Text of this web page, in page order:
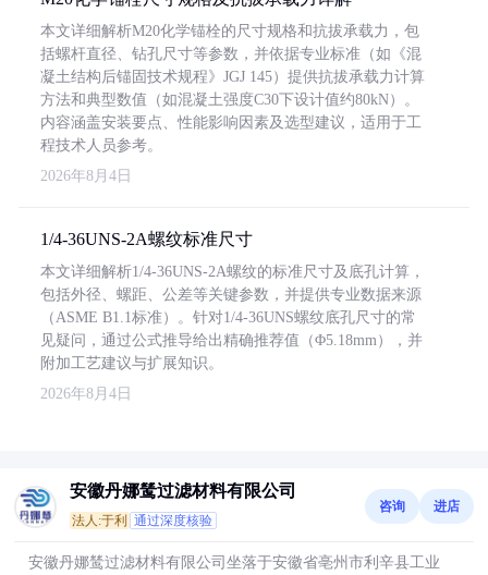
本文详细解析M20化学锚栓的尺寸规格和抗拔承载力，包
括螺杆直径、钻孔尺寸等参数，并依据专业标准（如《混
凝土结构后锚固技术规程》JGJ 145）提供抗拔承载力计算
方法和典型数值（如混凝土强度C30下设计值约80kN）。
内容涵盖安装要点、性能影响因素及选型建议，适用于工
程技术人员参考。
2026年8月4日
1/4-36UNS-2A螺纹标准尺寸
本文详细解析1/4-36UNS-2A螺纹的标准尺寸及底孔计算，
包括外径、螺距、公差等关键参数，并提供专业数据来源
（ASME B1.1标准）。针对1/4-36UNS螺纹底孔尺寸的常
见疑问，通过公式推导给出精确推荐值（Φ5.18mm），并
附加工艺建议与扩展知识。
2026年8月4日
安徽丹娜鸶过滤材料有限公司
法人:于利 通过深度核验
咨询 进店
安徽丹娜鸶过滤材料有限公司坐落于安徽省亳州市利辛县工业